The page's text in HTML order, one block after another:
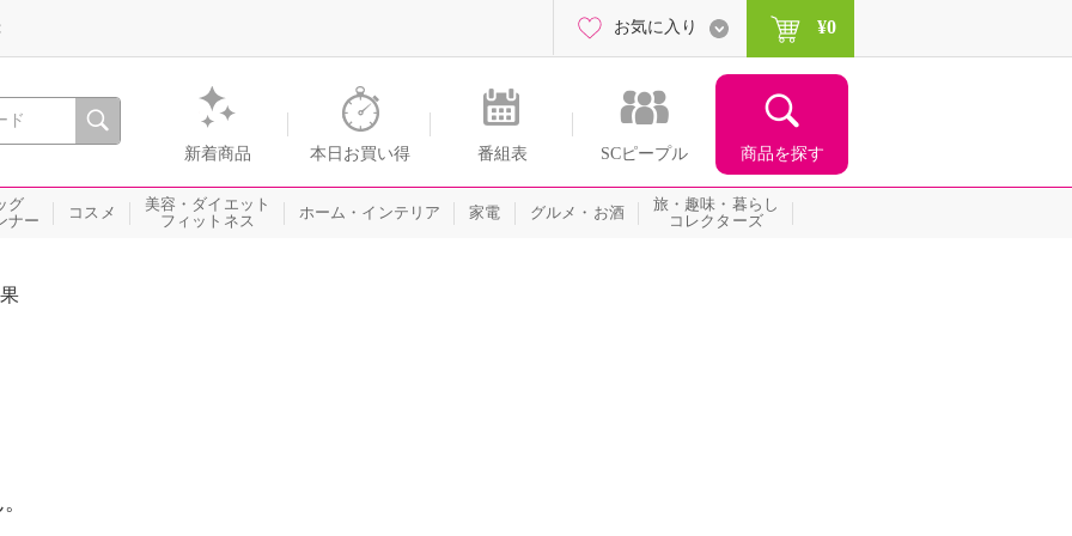
間を。通販・テレビショッピングのショップチャンネル
新着商品 本日お買い得 番組表 SCピープル 商品を探す
お気に入り ¥0
グ
ナー
コスメ
美容・ダイエット
フィットネス
ホーム・インテリア 家電 グルメ・お酒
旅・趣味・暮らし
コレクターズ